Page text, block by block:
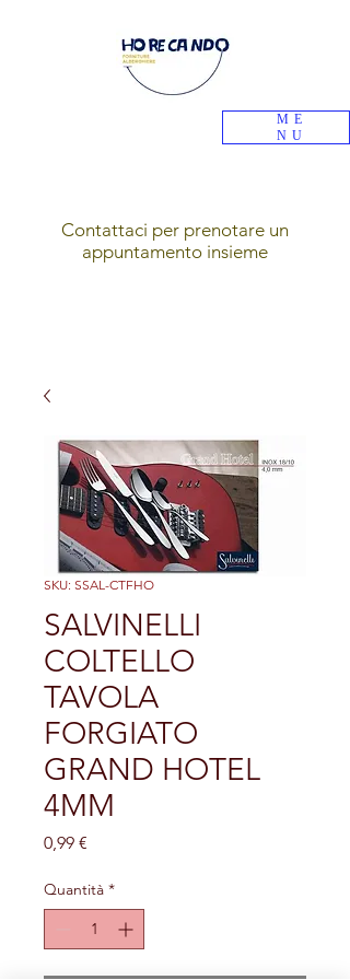
Contattaci per prenotare un
appuntamento insieme
ME
NU
SKU: SSAL-CTFHO
SALVINELLI
COLTELLO
TAVOLA
FORGIATO
GRAND HOTEL
4MM
0,99 €
Quantità *